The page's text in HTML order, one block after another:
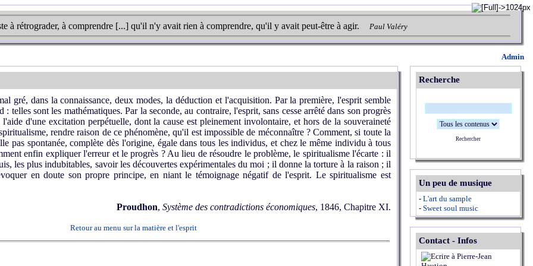
à rétrograder, à comprendre [...] qu'il n'y avait rien à comprendre, qu'il y avait peut-être à agir. Paul Valéry
Admin
dans la connaissance, deux modes, la déduction et l'acquisition. Par la première, l'esprit semble
telles sont les mathématiques. Par la seconde, au contraire, l'esprit, sans cesse arrêté dans son progrès
d'une excitation perpétuelle, dont la cause est pleinement involontaire, et hors de la souveraineté
rendre raison de ce phénomène, qu'il est impossible de méconnaître ? Comment, si toute la
pas spontanée, complète dès l'origine, égale dans tous les individus, et chez le même individu à tous
enfin expliquer l'erreur et le progrès ? Au lieu de résoudre le problème, le spiritualisme l'écarte : il
les plus indubitables, savoir les découvertes expérimentales du moi ; il donne la torture à la raison ; il
en doute son propre principe, en niant le témoignage négatif de l'esprit. Le spiritualisme est
Proudhon, Système des contradictions économiques, 1846, Chapitre XI.
Retour au menu sur la matière et l'esprit
Recherche
Rechercher
Un peu de musique
- L'art du sample
- Sweet soul music
Contact - Infos